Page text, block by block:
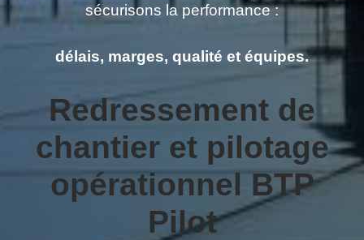
sécurisons la performance :
délais, marges, qualité et équipes.
Redressement de
chantier et pilotage
opérationnel BTP
Pilot